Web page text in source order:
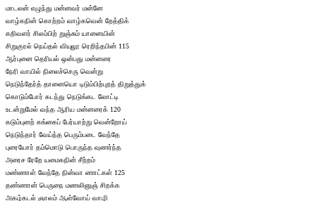
மாடலன் எழுந்து மன்னவர் மன்னே
வாழ்கநின் கொற்றம் வாழ்கவென் றேத்திக்
கறிவளர் சிலம்பிற் றுஞ்சும் யானையின்
சிறுகுரல் நெய்தல் வியுலூ ரெறிந்தபின் 115
ஆர்புனை தெரியல் ஒன்பது மன்னரை
நேரி வாயில் நிலைச்செரு வென்று
நெடுந்தேர்த் தானையொ டிடும்பிற்புறத் திறுத்துக்
கொடும்போர் கடந்து நெடுங்கட லோட்டி
உடன்றுமேல் வந்த ஆரிய மன்னரைக் 120
கடும்புனற் கங்கைப் பேர்யாற்று வென்றோய்
நெடுந்தார் வேய்ந்த பெரும்படை வேந்தே
புரையோர் தம்மொடு பொருந்த வுணர்ந்த
அரைச ரேறே யமைகநின் சீற்றம்
மண்ணாள் வேந்தே நின்வா ணாட்கள் 125
தண்ணான் பெருநை மணலினுஞ் சிறக்க
அகழ்கடல் ஞாலம் ஆள்வோய் வாழி